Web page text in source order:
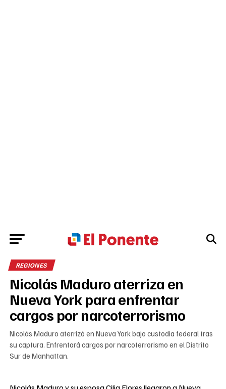
REGIONES
Nicolás Maduro aterriza en
Nueva York para enfrentar
cargos por narcoterrorismo
Nicolás Maduro aterrizó en Nueva York bajo custodia federal tras
su captura. Enfrentará cargos por narcoterrorismo en el Distrito
Sur de Manhattan.